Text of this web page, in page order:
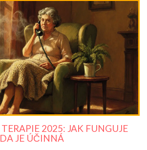
2025: JAK FUNGUJE
JE ÚČINNÁ